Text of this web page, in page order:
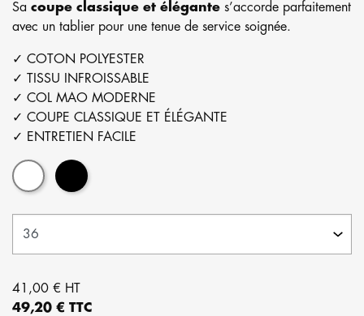
Sa coupe classique et élégante s’accorde parfaitement
avec un tablier pour une tenue de service soignée.
✓ COTON POLYESTER
✓ TISSU INFROISSABLE
✓ COL MAO MODERNE
✓ COUPE CLASSIQUE ET ÉLÉGANTE
✓ ENTRETIEN FACILE
Blanc Noir
41,00 € HT
49,20 € TTC